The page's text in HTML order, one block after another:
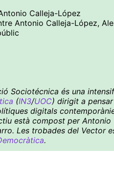
Calleja-López
Antonio Calleja-López,
Sociotécnica és una
(IN3/UOC) dirigit a
digitals
està compost per Antonio
Les trobades del Vector
.